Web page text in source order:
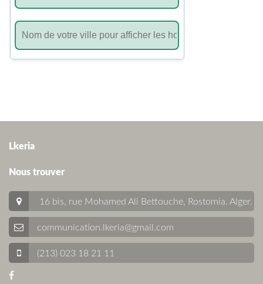
Lkeria
Nous trouver
16 bis, rue Mohamed Ali Bettouche, Rostomia. Alger.
communication.lkeria@gmail.com
(213) 023 18 21 11